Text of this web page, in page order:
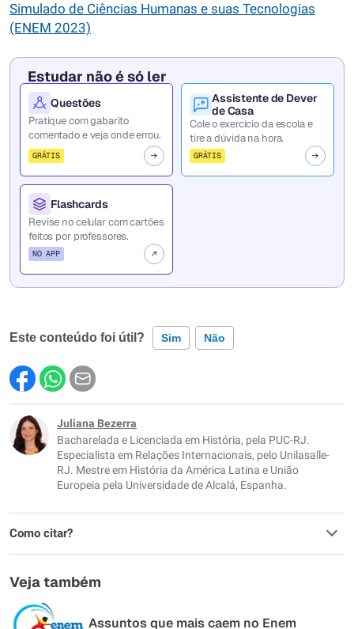
Simulado de Ciências Humanas e suas Tecnologias
(ENEM 2023)
Estudar não é só ler
Questões
Pratique com gabarito
comentado e veja onde errou.
GRÁTIS
Assistente de Dever
de Casa
Cole o exercício da escola e
tire a dúvida na hora.
GRÁTIS
Flashcards
Revise no celular com cartões
feitos por professores.
NO APP
Este conteúdo foi útil? Sim Não
Este conteúdo contém informação incorreta
Este conteúdo não tem a informação que procuro
Outro
Juliana Bezerra
Bacharelada e Licenciada em História, pela PUC-RJ.
Especialista em Relações Internacionais, pelo Unilasalle-
RJ. Mestre em História da América Latina e União
Europeia pela Universidade de Alcalá, Espanha.
Como citar?
Veja também
Assuntos que mais caem no Enem